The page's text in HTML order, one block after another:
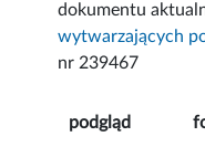
dokumentu
wytwarzających
nr 239467
podgląd